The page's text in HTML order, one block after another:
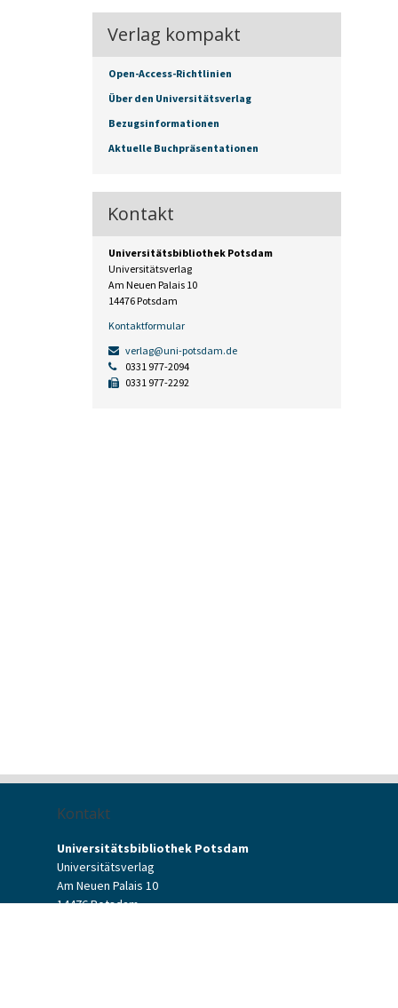
Verlag kompakt
Open-Access-Richtlinien
Über den Universitätsverlag
Bezugsinformationen
Aktuelle Buchpräsentationen
Kontakt
Universitätsbibliothek Potsdam
Universitätsverlag
Am Neuen Palais 10
14476 Potsdam
Kontaktformular
verlag@uni-potsdam.de
0331 977-2094
0331 977-2292
Kontakt
Universitätsbibliothek Potsdam
Universitätsverlag
Am Neuen Palais 10
14476 Potsdam